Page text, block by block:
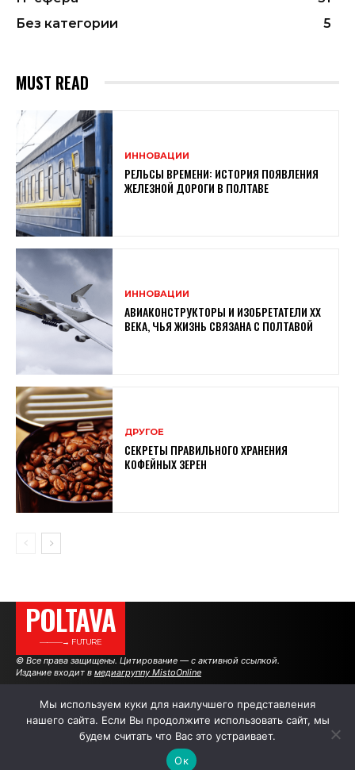
Без категории
5
MUST READ
ИННОВАЦИИ
РЕЛЬСЫ ВРЕМЕНИ: ИСТОРИЯ ПОЯВЛЕНИЯ
ЖЕЛЕЗНОЙ ДОРОГИ В ПОЛТАВЕ
ИННОВАЦИИ
АВИАКОНСТРУКТОРЫ И ИЗОБРЕТАТЕЛИ XX
ВЕКА, ЧЬЯ ЖИЗНЬ СВЯЗАНА С ПОЛТАВОЙ
ДРУГОЕ
СЕКРЕТЫ ПРАВИЛЬНОГО ХРАНЕНИЯ
КОФЕЙНЫХ ЗЕРЕН
POLTAVA
———→ FUTURE
© Все права защищены. Цитирование — с активной ссылкой.
Издание входит в медиагруппу MistoOnline
АВТОРЫ РЕКЛАМА НА САЙТЕ
Мы используем куки для наилучшего представления
нашего сайта. Если Вы продолжите использовать сайт, мы
будем считать что Вас это устраивает.
Ок